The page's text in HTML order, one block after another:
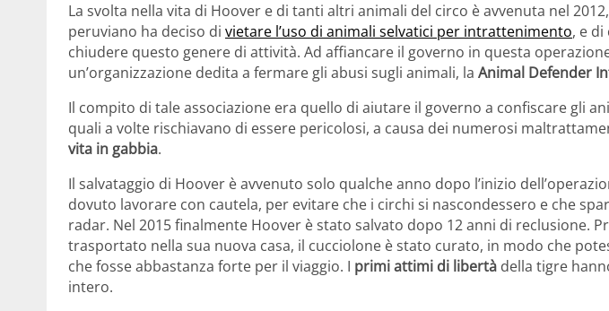
La svolta nella vita di Hoover e di tanti altri animali del circo è avvenuta nel
peruviano ha deciso di vietare l’uso di animali selvatici per intrattenimento, e di
chiudere questo genere di attività. Ad affiancare il governo in questa
un’organizzazione dedita a fermare gli abusi sugli animali, la Animal Defender
Il compito di tale associazione era quello di aiutare il governo a confiscare gli
quali a volte rischiavano di essere pericolosi, a causa dei numerosi
vita in gabbia.
Il salvataggio di Hoover è avvenuto solo qualche anno dopo l’inizio
dovuto lavorare con cautela, per evitare che i circhi si nascondessero e che
radar. Nel 2015 finalmente Hoover è stato salvato dopo 12 anni di reclusione.
trasportato nella sua nuova casa, il cucciolone è stato curato, in modo che
che fosse abbastanza forte per il viaggio. I primi attimi di libertà della tigre
intero.